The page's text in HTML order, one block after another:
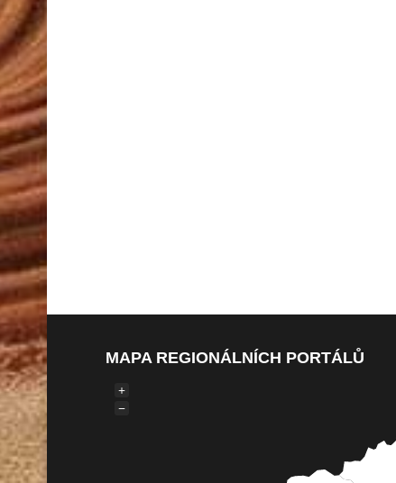
MAPA REGIONÁLNÍCH PORTÁLŮ
+
−